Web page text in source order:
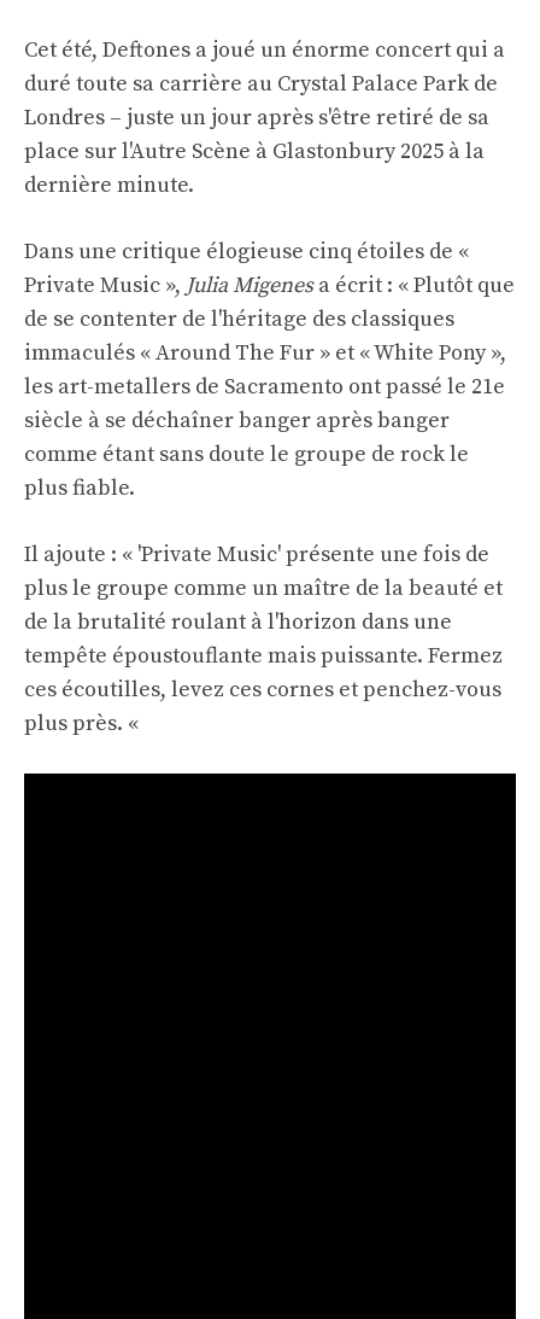
Cet été, Deftones a joué un énorme concert qui a
duré toute sa carrière au Crystal Palace Park de
Londres – juste un jour après s'être retiré de sa
place sur l'Autre Scène à Glastonbury 2025 à la
dernière minute.
Dans une critique élogieuse cinq étoiles de «
Private Music », Julia Migenesa écrit : « Plutôt que
de se contenter de l'héritage des classiques
immaculés « Around The Fur » et « White Pony »,
les art-metallers de Sacramento ont passé le 21e
siècle à se déchaîner banger après banger
comme étant sans doute le groupe de rock le
plus fiable.
Il ajoute : « 'Private Music' présente une fois de
plus le groupe comme un maître de la beauté et
de la brutalité roulant à l'horizon dans une
tempête époustouflante mais puissante. Fermez
ces écoutilles, levez ces cornes et penchez-vous
plus près. «